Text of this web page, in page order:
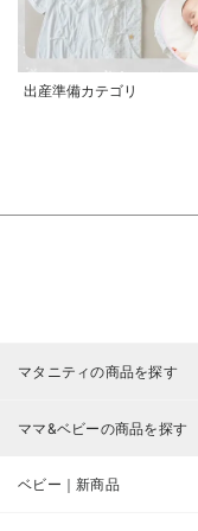
出産準備カテゴリ
マタニティの商品を探す
ママ&ベビーの商品を探す
ベビー｜新商品